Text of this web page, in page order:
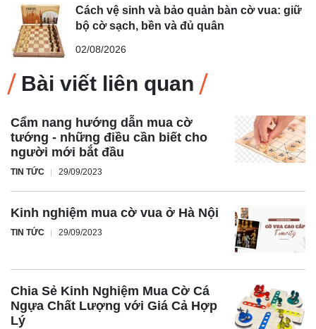
Cách vệ sinh và bảo quản bàn cờ vua: giữ
bộ cờ sạch, bền và đủ quân
02/08/2026
Bài viết liên quan
Cẩm nang hướng dẫn mua cờ
tướng - những điều cần biết cho
người mới bắt đầu
TIN TỨC 29/09/2023
Kinh nghiệm mua cờ vua ở Hà Nội
TIN TỨC 29/09/2023
Chia Sẻ Kinh Nghiệm Mua Cờ Cá
Ngựa Chất Lượng với Giá Cả Hợp
Lý